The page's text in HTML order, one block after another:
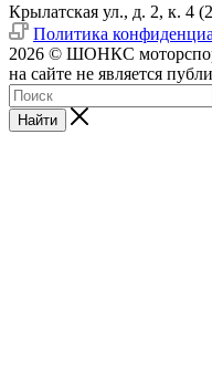
Крылатская ул., д. 2, к. 4
Политика
2026 © ШОНКС
на сайте не является
Найти